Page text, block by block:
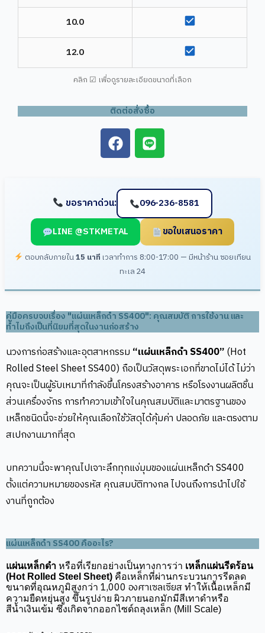
10.0
12.0
คลิก ☑ เพื่อดูรายละเอียดขนาดที่เลือก
ติดต่อสั่งซื้อ
F
a
c
b
o
o
k
L
i
n
ขอราคาด่วน:
096-236-8581
LINE @STKMETAL
ขอใบเสนอราคา
ตอบกลับภายใน15 นาที เวลาทำการ 8:00-17:00 — มีหน้าร้าน ซอยเทียน
ทะเล 24
คู่มือครบจบเรื่อง "แผ่นเหล็กดำ SS400": คุณสมบัติ การใช้งาน และ
ทำไมถึงเป็นที่นิยมที่สุดในงานก่อสร้าง
นวงการก่อสร้างและอุตสาหกรรม “แผ่นเหล็กดำ SS400”(Hot
Rolled Steel Sheet SS400) ถือเป็นวัสดุพระเอกที่ขาดไม่ได้ ไม่ว่า
คุณจะเป็นผู้รับเหมาที่กำลังขึ้นโครงสร้างอาคาร หรือโรงงานผลิตชิ้น
ส่วนเครื่องจักร การทำความเข้าใจในคุณสมบัติและมาตรฐานของ
เหล็กชนิดนี้จะช่วยให้คุณเลือกใช้วัสดุได้คุ้มค่า ปลอดภัย และตรงตาม
สเปกงานมากที่สุด
บทความนี้จะพาคุณไปเจาะลึกทุกแง่มุมของแผ่นเหล็กดำ SS400
ตั้งแต่ความหมายของรหัส คุณสมบัติทางกล ไปจนถึงการนำไปใช้
งานที่ถูกต้อง
แผ่นเหล็กดำ SS400 คืออะไร?
แผ่นเหล็กดำ หรือที่เรียกอย่างเป็นทางการว่า เหล็กแผ่นรีดร้อน
(Hot Rolled Steel Sheet) คือเหล็กที่ผ่านกระบวนการรีดลด
ขนาดที่อุณหภูมิสูงกว่า 1,000 องศาเซลเซียสทำให้เนื้อเหล็กมี
ความยืดหยุ่นสูง ขึ้นรูปง่าย ผิวภายนอกมักมีสีเทาดำหรือ
สีน้ำเงินเข้ม ซึ่งเกิดจากออกไซด์ถลุงเหล็ก (Mill Scale)